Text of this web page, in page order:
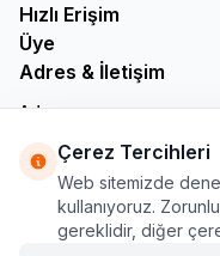
Hızlı Erişim
Üye
Adres & İletişim
Adres
İSTANBUL
Telefon
+90 555 560 27 32
E-Posta
Çerez Tercihleri
Web sitemizde
kullanıyoruz.
gereklidir, diğer